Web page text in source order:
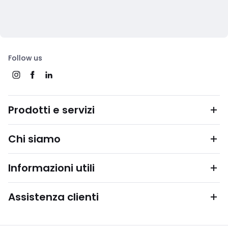
Follow us
Prodotti e servizi
Chi siamo
Informazioni utili
Assistenza clienti